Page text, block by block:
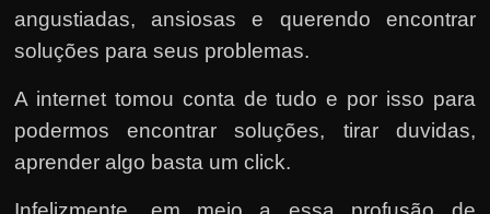
angustiadas, ansiosas e querendo encontrar
soluções para seus problemas.
A internet tomou conta de tudo e por isso para
podermos encontrar soluções, tirar duvidas,
aprender algo basta um click.